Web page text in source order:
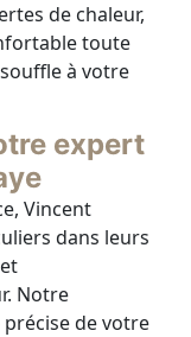
de chaleur,
toute
à votre
expert
Vincent
dans leurs
Notre
de votre